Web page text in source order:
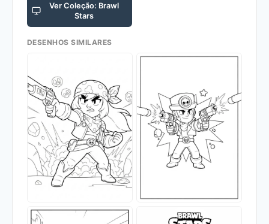
Ver Coleção: Brawl
Stars
DESENHOS SIMILARES